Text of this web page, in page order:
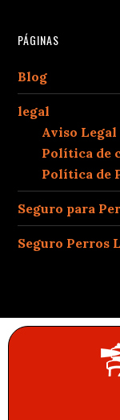
PÁGINAS
Blog
legal
Aviso Legal
Política de
Política de
Seguro para
Seguro Perros